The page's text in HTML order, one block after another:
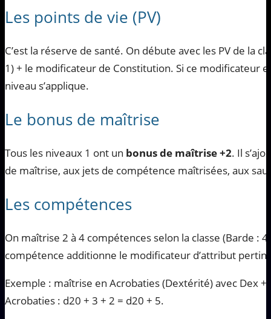
Les points de vie (PV)
C’est la réserve de santé. On débute avec les PV de la
1) + le modificateur de Constitution. Si ce modificateur
niveau s’applique.
Le bonus de maîtrise
Tous les niveaux 1 ont un bonus de maîtrise +2. Il
de maîtrise, aux jets de compétence maîtrisées, aux
Les compétences
On maîtrise 2 à 4 compétences selon la classe (Barde :
compétence additionne le modificateur d’attribut
Exemple : maîtrise en Acrobaties (Dextérité) avec Dex
Acrobaties : d20 + 3 + 2 = d20 + 5.